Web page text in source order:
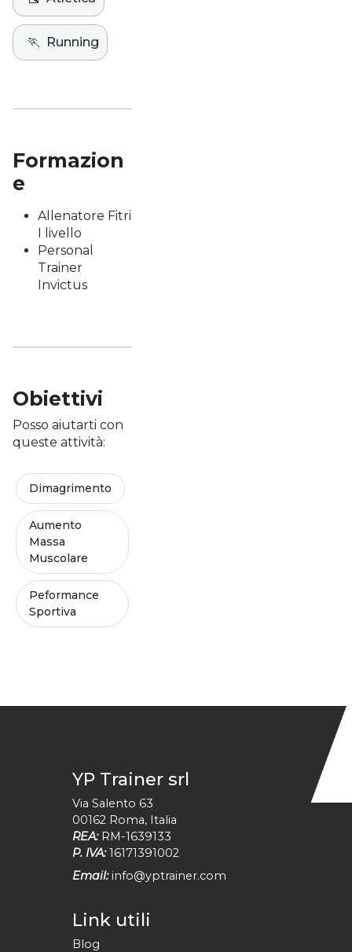
🏃 Running
Formazion
e
Allenatore Fitri
I livello
Personal
Trainer
Invictus
Obiettivi
Posso aiutarti con
queste attività:
Dimagrimento
Aumento
Massa
Muscolare
Peformance
Sportiva
YP Trainer srl
Via Salento 63
00162 Roma, Italia
REA: RM-1639133
P. IVA: 16171391002
Email: info@yptrainer.com
Link utili
Blog